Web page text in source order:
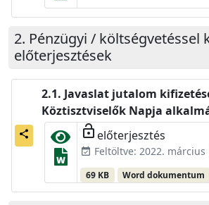
Pénzügyi / költségvetéssel
előterjesztések
share
Javaslat jutalom
Köztisztviselők Napja
lock_open előterjesztés
event_available Feltöltve: 2022. március
69 KB Word dokumentum